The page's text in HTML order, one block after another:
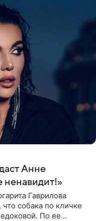
Анне
ненавидит!»
Гаврилова
что собака по кличке
По ее